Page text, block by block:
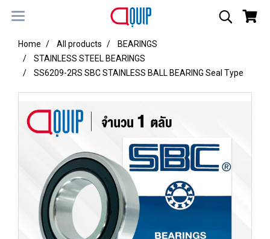
Home All products
BEARINGS
STAINLESS STEEL BEARINGS
SS6209-2RS SBC STAINLESS BALL BEARING Seal Type